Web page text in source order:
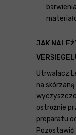
JAK
Utrwalacz
na
ostrożnie
preparatu
Pozostawić